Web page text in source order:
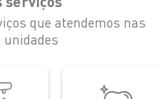
que atendemos nas
unidades